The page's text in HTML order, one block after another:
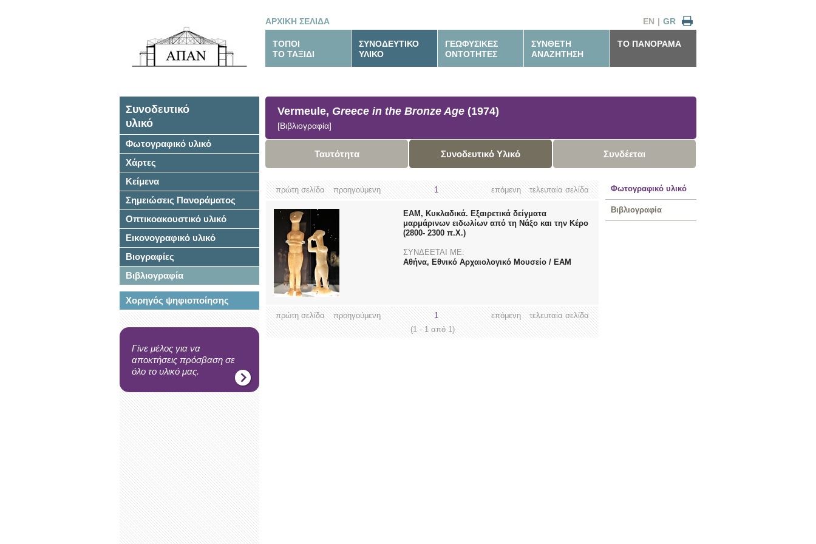
ΑΡΧΙΚΗ ΣΕΛΙΔΑ GR
|
EN
ΤΟΠΟΙ
ΤΟ ΤΑΞΙΔΙ
ΣΥΝΟΔΕΥΤΙΚΟ
ΥΛΙΚΟ
ΓΕΩΦΥΣΙΚΕΣ
ΟΝΤΟΤΗΤΕΣ
ΣΥΝΘΕΤΗ
ΑΝΑΖΗΤΗΣΗ
ΤΟ ΠΑΝΟΡΑΜΑ
Συνοδευτικό
υλικό
Φωτογραφικό υλικό
Χάρτες
Κείμενα
Σημειώσεις Πανοράματος
Οπτικοακουστικό υλικό
Εικονογραφικό υλικό
Βιογραφίες
Βιβλιογραφία
Χορηγός ψηφιοποίησης
Γίνε μέλος για να
αποκτήσεις πρόσβαση σε
όλο το υλικό μας.
Vermeule, Greece in the Bronze Age (1974)
[Βιβλιογραφία]
Ταυτότητα Συνοδευτικό Υλικό Συνδέεται
τελευταία σελίδα
επόμενη
πρώτη σελίδα προηγούμενη 1
ΕΑΜ, Κυκλαδικά. Εξαιρετικά δείγματα
μαρμάρινων ειδωλίων από τη Νάξο και την Κέρο
(2800- 2300 π.X.)
ΣΥΝΔΕΕΤΑΙ ΜΕ:
Αθήνα, Εθνικό Αρχαιολογικό Μουσείο / ΕΑΜ
τελευταία σελίδα
επόμενη
πρώτη σελίδα προηγούμενη
1
(1 - 1 από 1)
Φωτογραφικό υλικό
Βιβλιογραφία